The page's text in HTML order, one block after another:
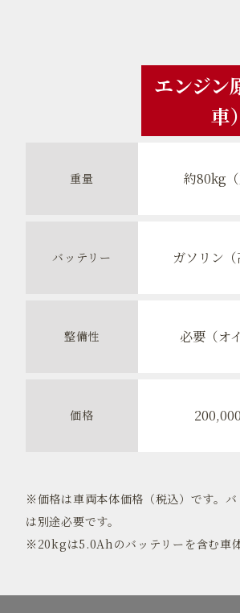
エンジン
車）
重量 約80kg（
バッテリー ガソリン（
整備性 必要（オ
価格
※価格は車両本体価格（税込）です。
は別途必要です。
※20kgは5.0Ahのバッテリーを含む車体